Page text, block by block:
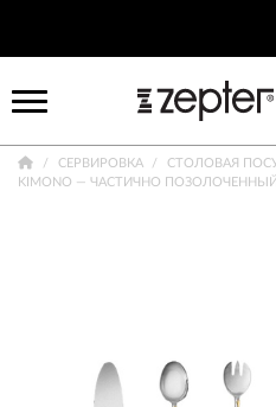
СЕРВИРОВКА
СТОЛОВАЯ
KIMONO — ЧАСТИЧНО